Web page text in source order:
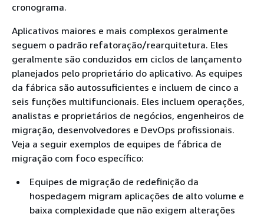
cronograma.
Aplicativos maiores e mais complexos geralmente
seguem o padrão refatoração/rearquitetura. Eles
geralmente são conduzidos em ciclos de lançamento
planejados pelo proprietário do aplicativo. As equipes
da fábrica são autossuficientes e incluem de cinco a
seis funções multifuncionais. Eles incluem operações,
analistas e proprietários de negócios, engenheiros de
migração, desenvolvedores e DevOps profissionais.
Veja a seguir exemplos de equipes de fábrica de
migração com foco específico:
Equipes de migração de redefinição da
hospedagem migram aplicações de alto volume e
baixa complexidade que não exigem alterações